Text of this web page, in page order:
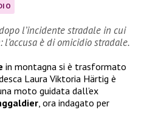
l’incidente stradale in cui
è di omicidio stradale.
in montagna si è trasformato
Laura Viktoria Härtig è
moto guidata dall’ex
, ora indagato per